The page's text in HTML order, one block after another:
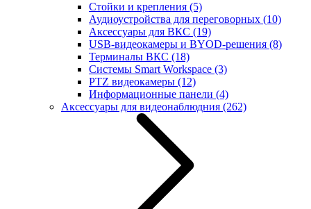
Стойки и крепления (5)
Аудиоустройства для переговорных (10)
Аксессуары для ВКС (19)
USB-видеокамеры и BYOD-решения (8)
Терминалы ВКС (18)
Системы Smart Workspace (3)
PTZ видеокамеры (12)
Информационные панели (4)
Аксессуары для видеонаблюдния (262)